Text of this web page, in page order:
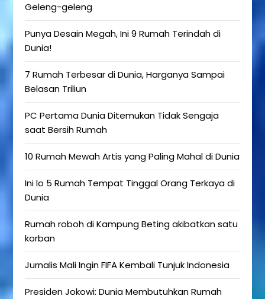
Geleng-geleng
Punya Desain Megah, Ini 9 Rumah Terindah di
Dunia!
7 Rumah Terbesar di Dunia, Harganya Sampai
Belasan Triliun
PC Pertama Dunia Ditemukan Tidak Sengaja
saat Bersih Rumah
10 Rumah Mewah Artis yang Paling Mahal di Dunia
Ini lo 5 Rumah Tempat Tinggal Orang Terkaya di
Dunia
Rumah roboh di Kampung Beting akibatkan satu
korban
Jurnalis Mali Ingin FIFA Kembali Tunjuk Indonesia
Presiden Jokowi: Dunia Membutuhkan Rumah